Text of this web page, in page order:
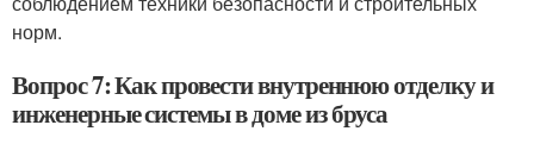
норм.
Вопрос 7: Как провести внутреннюю отделку и
инженерные системы в доме из бруса